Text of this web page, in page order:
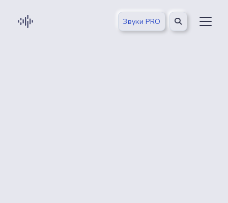
Звуки PRO